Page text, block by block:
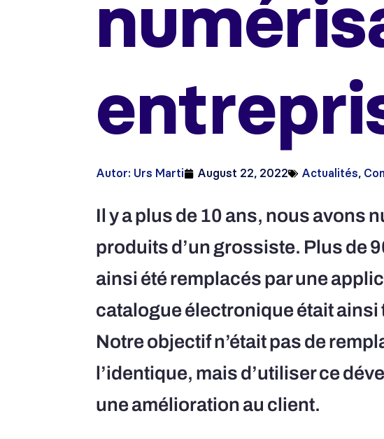
Autor: Urs Marti August 22, 2022 Actualités,
Il y a plus de 10 ans, nous avons
produits d’un grossiste. Plus de
ainsi été remplacés par une
catalogue électronique était ainsi
Notre objectif n’était pas de
l’identique, mais d’utiliser ce
une amélioration au client.